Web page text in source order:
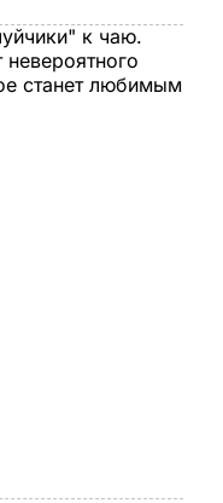
к чаю.
станет любимым